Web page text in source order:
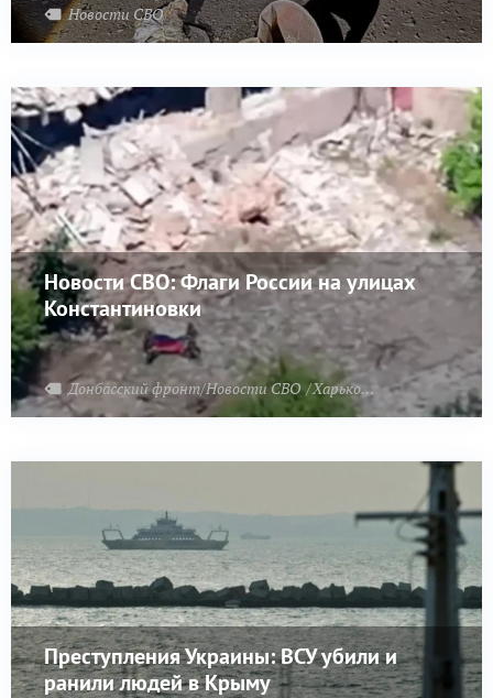
Новости СВО
Новости СВО: Флаги России на улицах
Константиновки
Донбасский фронт/Новости СВО Харьковский фронт
Преступления Украины: ВСУ убили и
ранили людей в Крыму